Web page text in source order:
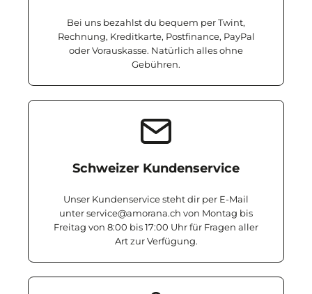
Bei uns bezahlst du bequem per Twint,
Rechnung, Kreditkarte, Postfinance, PayPal
oder Vorauskasse. Natürlich alles ohne
Gebühren.
Schweizer Kundenservice
Unser Kundenservice steht dir per E-Mail
unter service@amorana.ch von Montag bis
Freitag von 8:00 bis 17:00 Uhr für Fragen aller
Art zur Verfügung.